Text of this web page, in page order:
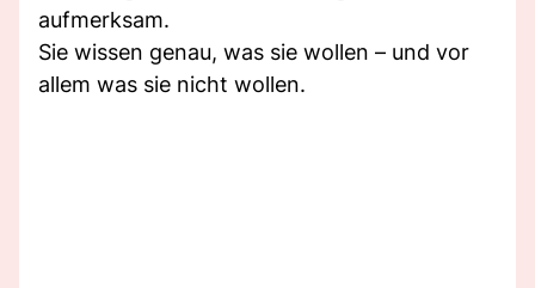
aufmerksam.
Sie wissen genau, was sie wollen – und vor
allem was sie nicht wollen.